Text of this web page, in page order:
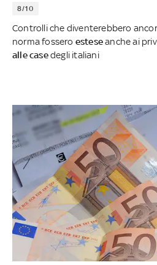
8/10
Controlli che diventerebbero
norma fossero esteseanche ai
alle casedegli italiani